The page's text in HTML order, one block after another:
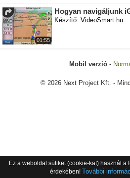
01:55
Hogyan navigáljunk
Készítő: VideoSmart.hu
Mobil verzió-
© 2026 Next Project Kft. -
Ez a weboldal sütiket (cookie-kat) használ
érdekében! További